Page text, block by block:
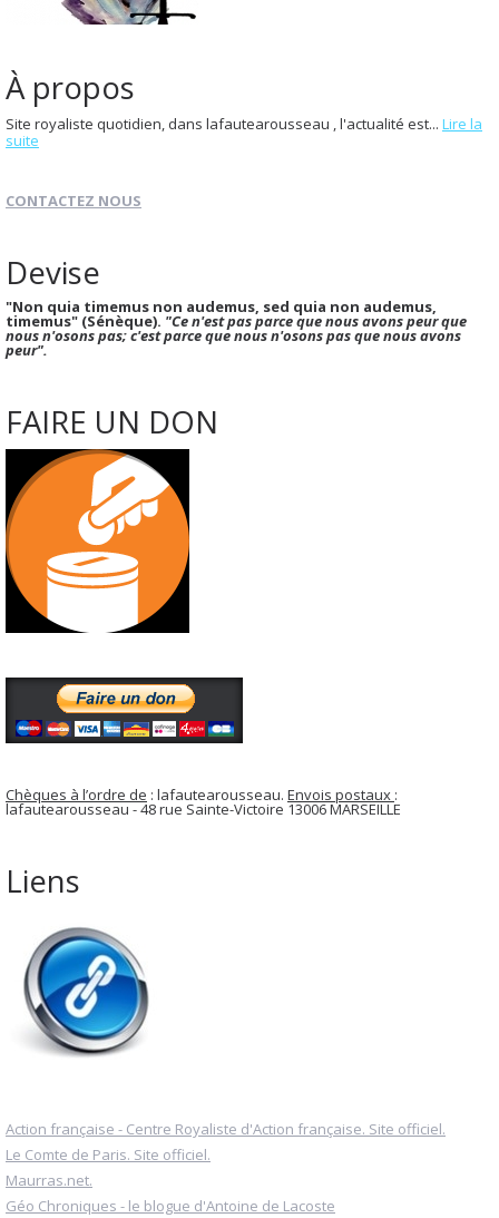
À propos
Site royaliste quotidien, dans lafautearousseau , l'actualité est... Lire la
suite
CONTACTEZ NOUS
Devise
"Non quia timemus non audemus, sed quia non audemus,
timemus" (Sénèque). "Ce n'est pas parce que nous avons peur que
nous n'osons pas; c'est parce que nous n'osons pas que nous avons
peur".
FAIRE UN DON
Chèques à l’ordre de : lafautearousseau. Envois postaux :
lafautearousseau - 48 rue Sainte-Victoire 13006 MARSEILLE
Liens
Action française - Centre Royaliste d'Action française. Site officiel.
Le Comte de Paris. Site officiel.
Maurras.net.
Géo Chroniques - le blogue d'Antoine de Lacoste